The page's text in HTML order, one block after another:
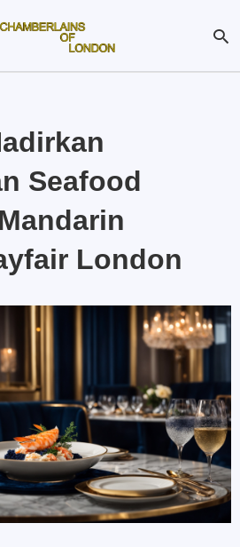
Seafood
London